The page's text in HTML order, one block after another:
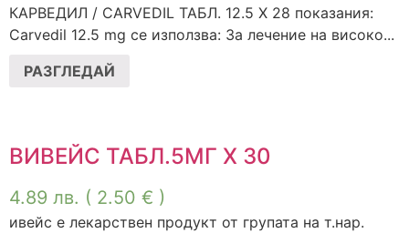
КАРВЕДИЛ / CARVEDIL ТАБЛ. 12.5 Х 28 показания:
Carvedil 12.5 mg се използва: За лечение на високо...
РАЗГЛЕДАЙ
ВИВЕЙС ТАБЛ.5МГ Х 30
4.89 лв. ( 2.50 € )
ивейс е лекарствен продукт от групата на т.нар.